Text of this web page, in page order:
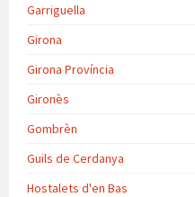
Garriguella
Girona
Girona Província
Gironès
Gombrèn
Guils de Cerdanya
Hostalets d'en Bas